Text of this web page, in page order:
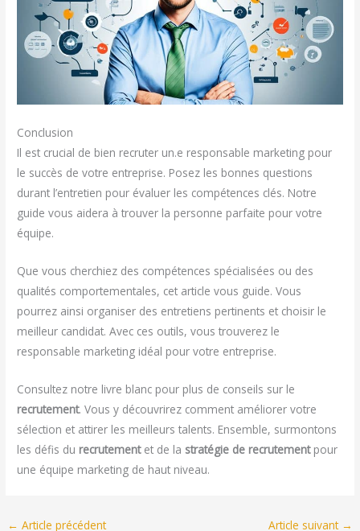
Conclusion
Il est crucial de bien recruter un.e responsable marketing pour
le succès de votre entreprise. Posez les bonnes questions
durant l’entretien pour évaluer les compétences clés. Notre
guide vous aidera à trouver la personne parfaite pour votre
équipe.
Que vous cherchiez des compétences spécialisées ou des
qualités comportementales, cet article vous guide. Vous
pourrez ainsi organiser des entretiens pertinents et choisir le
meilleur candidat. Avec ces outils, vous trouverez le
responsable marketing idéal pour votre entreprise.
Consultez notre livre blanc pour plus de conseils sur le
recrutement. Vous y découvrirez comment améliorer votre
sélection et attirer les meilleurs talents. Ensemble, surmontons
les défis du recrutementet de la stratégie de recrutementpour
une équipe marketing de haut niveau.
← Article précédent Article suivant →